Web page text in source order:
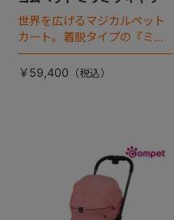
世界を広げるマジカルペット
カート。着脱タイプの『ミリ
ミリEG』 がフルモデルチェン
ジ 。新機能「マジカルフォー
￥59,400